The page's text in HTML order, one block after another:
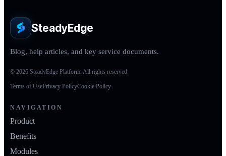
SteadyEdge
Blog, help articles, and key service documents.
© 2026 SteadyEdge Platform. All rights reserved.
Terms of UsePrivacy PolicyCookie Policy
NAVIGATION
Product
Benefits
Modules